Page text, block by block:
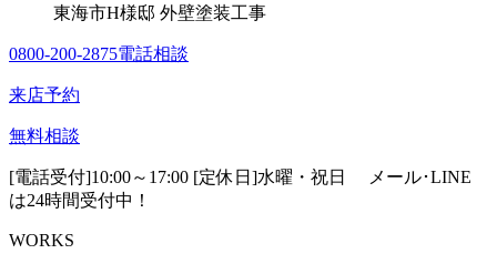
東海市H様邸 外壁塗装工事
0800-200-2875電話相談
来店予約
無料相談
[電話受付]10:00～17:00 [定休日]水曜・祝日
メール･LINE
は24時間受付中！
WORKS